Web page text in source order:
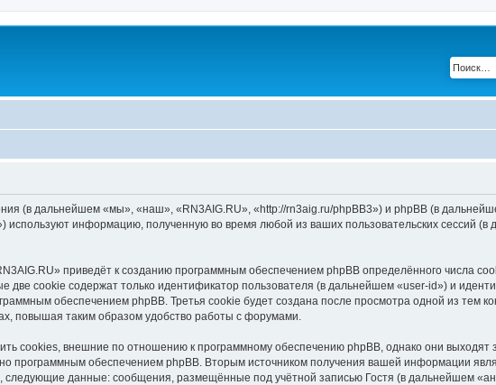
(в дальнейшем «мы», «наш», «RN3AIG.RU», «http://rn3aig.ru/phpBB3») и phpBB (в
используют информацию, полученную во время любой из ваших пользовательских сессий
приведёт к созданию программным обеспечением phpBB определённого числа
cookie содержат только идентификатор пользователя (в дальнейшем «user-id») и
обеспечением phpBB. Третья cookie будет создана после просмотра одной из тем
повышая таким образом удобство работы с форумами.
cookies, внешние по отношению к программному обеспечению phpBB, однако они выходят
программным обеспечением phpBB. Вторым источником получения вашей информации
данные: сообщения, размещённые под учётной записью Гостя (в дальнейшем